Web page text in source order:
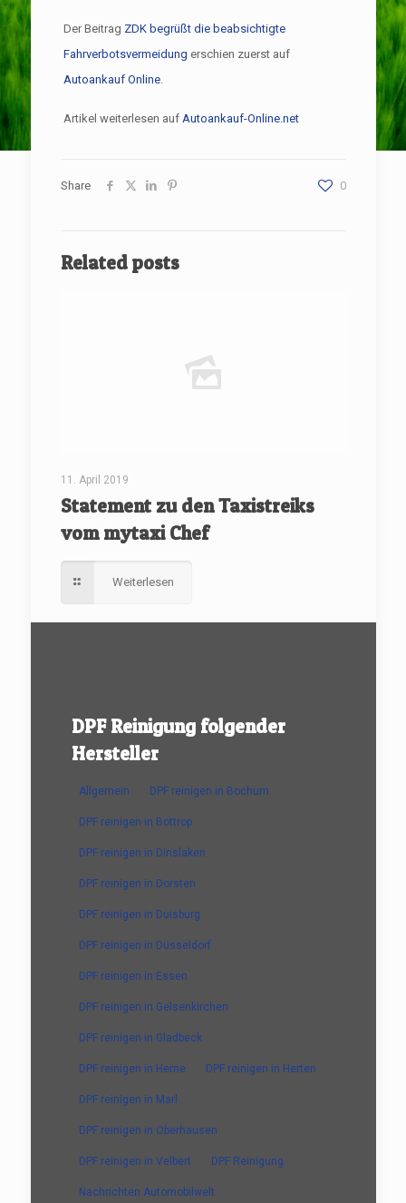
Der Beitrag ZDK begrüßt die beabsichtigte
Fahrverbotsvermeidung erschien zuerst auf
Autoankauf Online.
Artikel weiterlesen auf Autoankauf-Online.net
Share 0
Related posts
11. April 2019
Statement zu den Taxistreiks
vom mytaxi Chef
Weiterlesen
DPF Reinigung folgender
Hersteller
Allgemein DPF reinigen in Bochum
DPF reinigen in Bottrop
DPF reinigen in Dinslaken
DPF reinigen in Dorsten
DPF reinigen in Duisburg
DPF reinigen in Düsseldorf
DPF reinigen in Essen
DPF reinigen in Gelsenkirchen
DPF reinigen in Gladbeck
DPF reinigen in Herne DPF reinigen in Herten
DPF reinigen in Marl
DPF reinigen in Oberhausen
DPF reinigen in Velbert DPF Reinigung
Nachrichten Automobilwelt